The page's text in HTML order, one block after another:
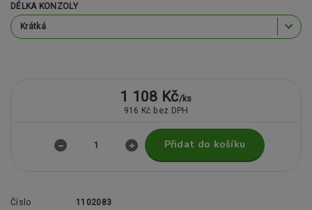
DÉLKA KONZOLY
1 108 Kč/ks
916 Kč bez DPH
Přidat do košíku
Číslo
1102083